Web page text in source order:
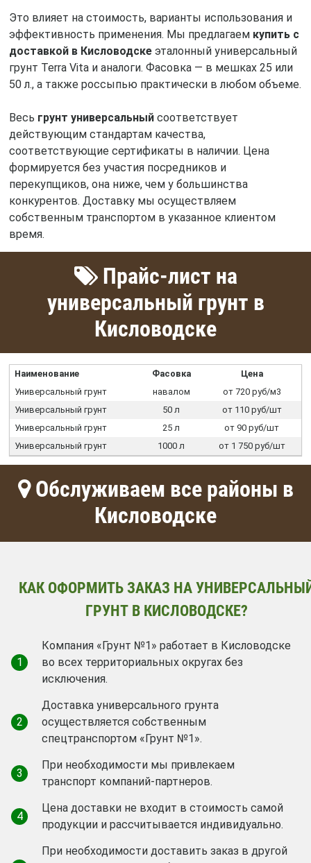
Это влияет на стоимость, варианты использования и
эффективность применения. Мы предлагаем купить с
доставкой в Кисловодскеэталонный универсальный
грунт Terra Vita и аналоги. Фасовка — в мешках 25 или
50 л., а также россыпью практически в любом объеме.
Весь грунт универсальныйсоответствует
действующим стандартам качества,
соответствующие сертификаты в наличии. Цена
формируется без участия посредников и
перекупщиков, она ниже, чем у большинства
конкурентов. Доставку мы осуществляем
собственным транспортом в указанное клиентом
время.
Прайс-лист на
универсальный грунт в
Кисловодске
Наименование Фасовка
Цена
Универсальный грунт
навалом
от 720 руб/м3
Универсальный грунт
50 л
от 110 руб/шт
Универсальный грунт
25 л
от 90 руб/шт
Универсальный грунт
1000 л от 1 750 руб/шт
Обслуживаем все районы в
Кисловодске
КАК ОФОРМИТЬ ЗАКАЗ НА
ГРУНТ В КИСЛОВОДСКЕ?
1
Компания «Грунт №1» работает в Кисловодске
во всех территориальных округах без
исключения.
2
Доставка универсального грунта
осуществляется собственным
спецтранспортом «Грунт №1».
3
При необходимости мы привлекаем
транспорт компаний-партнеров.
4
Цена доставки не входит в стоимость самой
продукции и рассчитывается индивидуально.
При необходимости доставить заказ в другой